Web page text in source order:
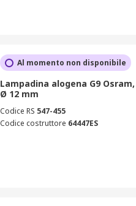
Al momento non disponibile
Lampadina alogena G9 Osram,
Ø 12 mm
Codice RS 547-455
Codice costruttore 64447ES